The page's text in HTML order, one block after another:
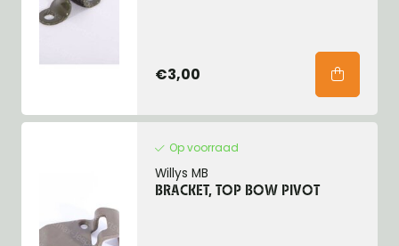
€3,00
Op voorraad
Willys MB
BRACKET, TOP BOW PIVOT